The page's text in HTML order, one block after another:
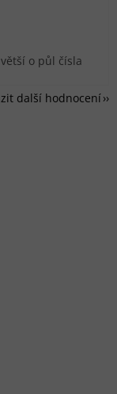
o půl čísla
další hodnocení